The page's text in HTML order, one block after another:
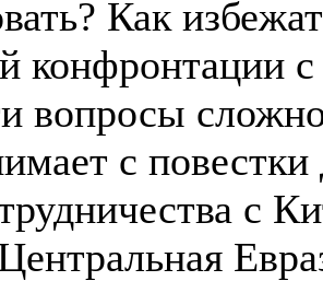
Как
конфронтации
вопросы
с
с